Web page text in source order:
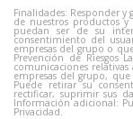
Finalidades: Responder
de nuestros productos y
puedan ser de su
consentimiento del
empresas del grupo o
Prevención de Riesgos
comunicaciones
empresas del grupo,
Puede retirar su
rectificar, suprimir sus
Información adicional:
Privacidad.